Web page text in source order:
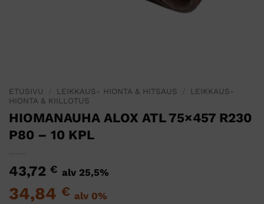
ETUSIVU LEIKKAUS- HIONTA & HITSAUS
LEIKKAUS-
HIONTA & KIILLOTUS
HIOMANAUHA ALOX ATL 75×457 R230
P80 – 10 KPL
43,72 € alv 25,5%
34,84 € alv 0%